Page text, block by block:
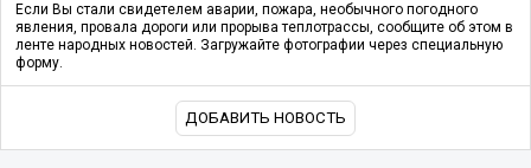
Если Вы стали свидетелем аварии, пожара, необычного погодного
явления, провала дороги или прорыва теплотрассы, сообщите об этом в
ленте народных новостей. Загружайте фотографии через специальную
форму.
ДОБАВИТЬ НОВОСТЬ